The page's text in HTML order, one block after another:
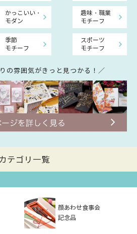
かっこいい・
モダン
趣味・職業
モチーフ
季節
モチーフ
スポーツ
モチーフ
の雰囲気がきっと見つかる！／
テゴリ一覧
顔あわせ食事会
記念品